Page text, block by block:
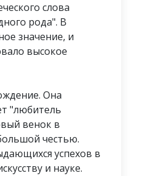
слова
рода". В
значение, и
высокое
Она
"любитель
венок в
честью.
успехов в
и науке.